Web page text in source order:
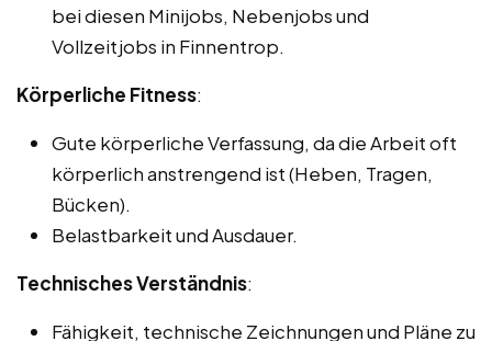
bei diesen Minijobs, Nebenjobs und
Vollzeitjobs in Finnentrop.
Körperliche Fitness:
Gute körperliche Verfassung, da die Arbeit oft
körperlich anstrengend ist (Heben, Tragen,
Bücken).
Belastbarkeit und Ausdauer.
Technisches Verständnis:
Fähigkeit, technische Zeichnungen und Pläne zu